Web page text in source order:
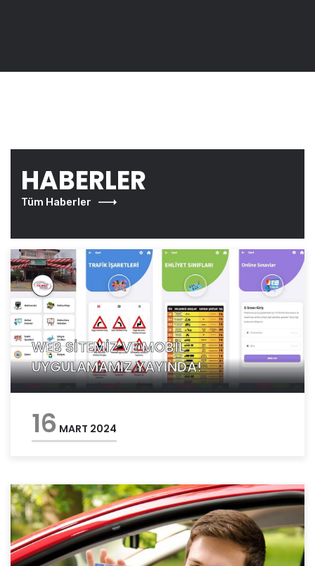
HABERLER
Tüm Haberler
WEB SİTEMİZ VE MOBİL
UYGULAMAMIZ YAYINDA!
16 MART 2024